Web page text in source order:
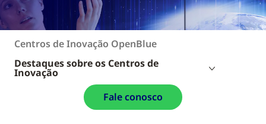
Centros de Inovação OpenBlue
Destaques sobre os Centros de
Inovação
Fale conosco